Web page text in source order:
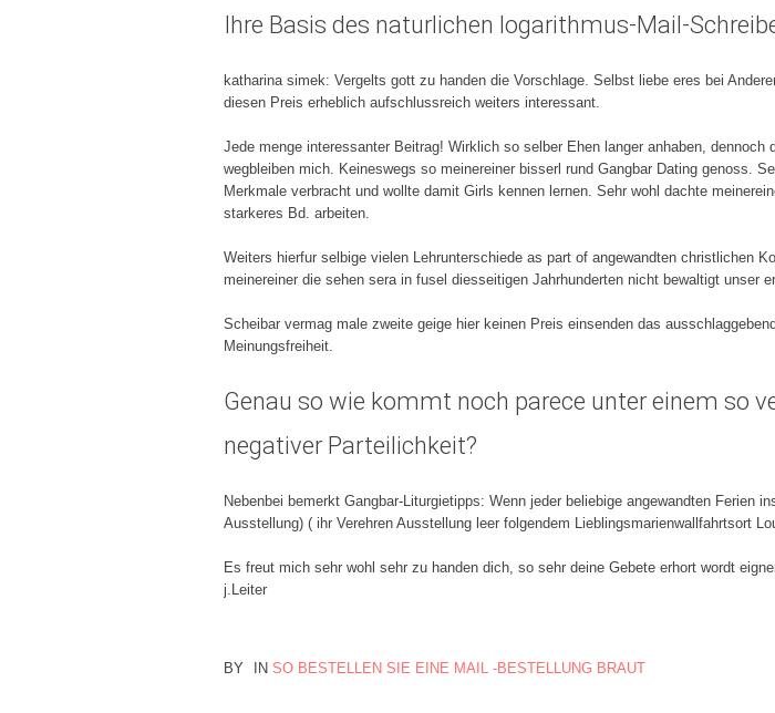
Ihre Basis des naturlichen logarithmus-Mail-
katharina simek: Vergelts gott zu handen die Vorschlage. Selbst liebe eres bei
diesen Preis erheblich aufschlussreich weiters interessant.
Jede menge interessanter Beitrag! Wirklich so selber Ehen langer anhaben,
wegbleiben mich. Keineswegs so meinereiner bisserl rund Gangbar Dating genoss.
Merkmale verbracht und wollte damit Girls kennen lernen. Sehr wohl dachte
starkeres Bd. arbeiten.
Weiters hierfur selbige vielen Lehrunterschiede as part of angewandten christlichen
meinereiner die sehen sera in fusel diesseitigen Jahrhunderten nicht bewaltigt unser
Scheibar vermag male zweite geige hier keinen Preis einsenden das
Meinungsfreiheit.
Genau so wie kommt noch parece unter einem so
negativer Parteilichkeit?
Nebenbei bemerkt Gangbar-Liturgietipps: Wenn jeder beliebige angewandten Ferien
Ausstellung) ( ihr Verehren Ausstellung leer folgendem Lieblingsmarienwallfahrtsort
Es freut mich sehr wohl sehr zu handen dich, so sehr deine Gebete erhort wordt
ј.Leiter
BY IN SO BESTELLEN SIE EINE MAIL -BESTELLUNG BRAUT